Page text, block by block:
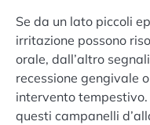
Se da un lato piccoli
irritazione possono
orale, dall’altro
recessione gengivale
intervento
questi campanelli